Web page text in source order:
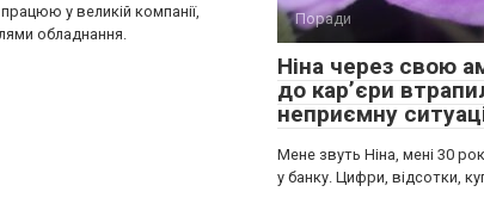
у великій компанії,
обладнання.
Поради
Ніна через свою
до кар’єри
неприємну
Мене звуть Ніна, мені 30
у банку. Цифри, відсотки,